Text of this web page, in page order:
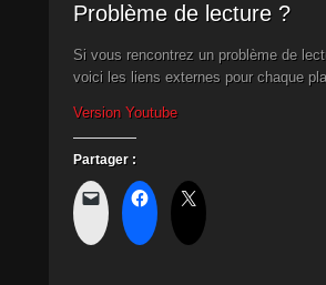
Problème de lecture ?
Si vous rencontrez un problème de
voici les liens externes pour chaque
Version Youtube
Partager :